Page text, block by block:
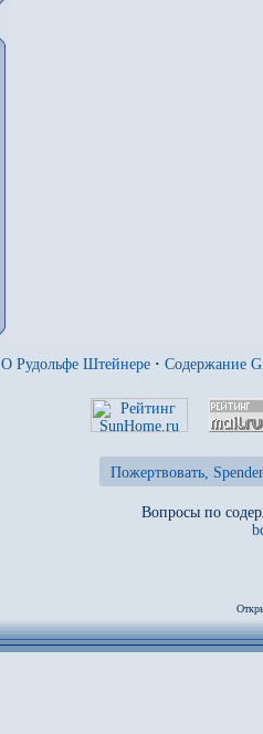
О Рудольфе Штейнере · Содержание
Пожертвовать,
Вопросы по